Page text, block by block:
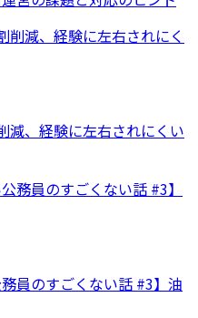
減、経験に左右されにくい
員のすごくない話 #3】油